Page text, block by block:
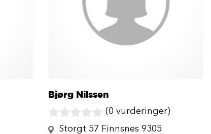
Bjørg Nilssen
(0 vurderinger)
Storgt 57 Finnsnes 9305